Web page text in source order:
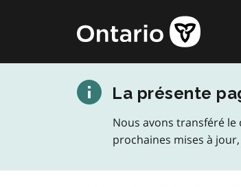
principal
Page
d'accueil
de
La présente
Nous avons transféré le
prochaines mises à